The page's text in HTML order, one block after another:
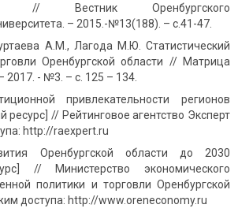
// Вестник Оренбургского
– 2015.-№13(188). – с.41-47.
А.М., Лагода М.Ю. Статистический
Оренбургской области // Матрица
2017. - №3. – с. 125 – 134.
привлекательности регионов
ресурс] // Рейтинговое агентство Эксперт
http://raexpert.ru
Оренбургской области до 2030
// Министерство экономического
политики и торговли Оренбургской
доступа: http://www.oreneconomy.ru